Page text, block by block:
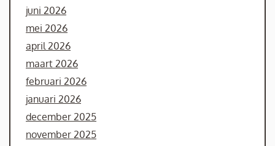
juni 2026
mei 2026
april 2026
maart 2026
februari 2026
januari 2026
december 2025
november 2025